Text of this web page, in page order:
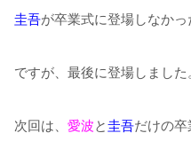
圭吾が卒業式に登場しなかっ
ですが、最後に登場しました
次回は、 愛波と圭吾だけの卒